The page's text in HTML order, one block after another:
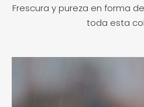
Frescura y pureza en forma
toda esta